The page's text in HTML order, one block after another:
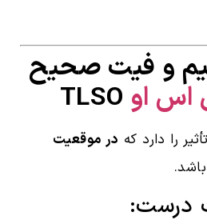
اس او
در موقعیت
باشد.
درست: